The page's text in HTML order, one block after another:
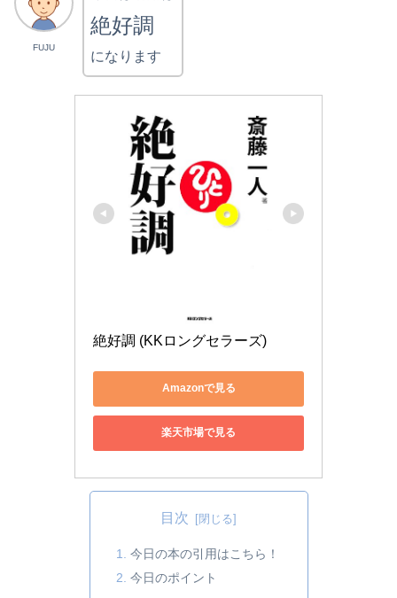
FUJU
絶好調
になります
絶好調 (KKロングセラーズ)
Amazonで見る
楽天市場で見る
目次
今日の本の引用はこちら！
今日のポイント